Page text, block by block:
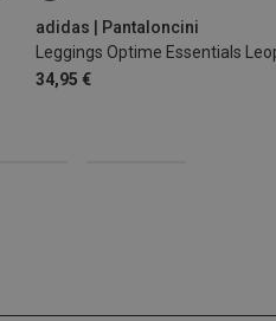
adidas | Pantaloncini
Leggings Optime Essentials
34,95 €